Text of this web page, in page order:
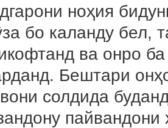
ноҳия
бо каланду бел,
ва онро
Бештари
солдида